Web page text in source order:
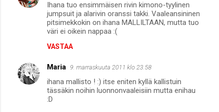
Ihana tuo ensimmäisen rivin kimono-tyylinen
jumpsuit ja alarivin oranssi takki. Vaaleansininen
pitsimekkokin on ihana MALLILTAAN, mutta tuo
väri ei oikein nappaa :(
VASTAA
Maria 9. marraskuuta 2011 klo 23.58
ihana mallisto ! :) itse eniten kyllä kallistuin
tässäkin noihin luonnonvaaleisiin mutta enihau
:D